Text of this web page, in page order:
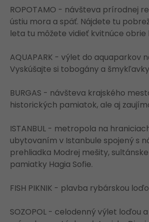
ROPOTAMO - návšteva prírodnej
ústiu mora a späť. Nájdete tu
leta tu môžete vidieť kvitnúce obrie
AQUAPARK - výlet do aquaparkov
Vyskúšajte si tobogány a
BURGAS - návšteva krajského
historických pamiatok, ale aj
ISTANBUL - metropola na
ubytovaním v Istanbule spojený s
prehliadka Modrej mešity,
pamiatky Hagia Sofie.
FISH PIKNIK - plavba rybárskou
SOZOPOL - celodenný výlet